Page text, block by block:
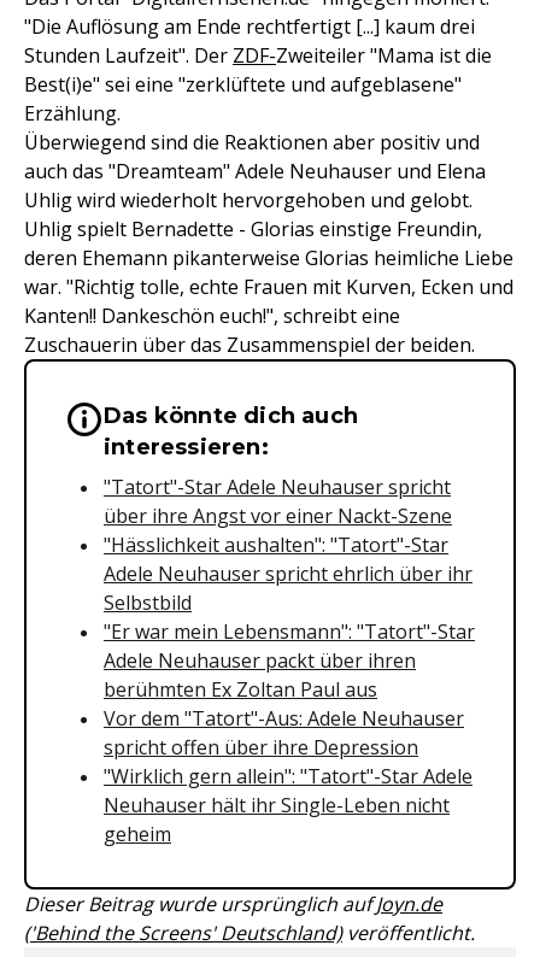
"Die Auflösung am Ende rechtfertigt [...] kaum drei
Stunden Laufzeit". Der ZDF-Zweiteiler "Mama ist die
Best(i)e" sei eine "zerklüftete und aufgeblasene"
Erzählung.
Überwiegend sind die Reaktionen aber positiv und
auch das "Dreamteam" Adele Neuhauser und Elena
Uhlig wird wiederholt hervorgehoben und gelobt.
Uhlig spielt Bernadette - Glorias einstige Freundin,
deren Ehemann pikanterweise Glorias heimliche Liebe
war. "Richtig tolle, echte Frauen mit Kurven, Ecken und
Kanten!! Dankeschön euch!", schreibt eine
Zuschauerin über das Zusammenspiel der beiden.
Wichtige Hinweise &
Das könnte dich auch
interessieren:
"Tatort"-Star Adele Neuhauser spricht
über ihre Angst vor einer Nackt-Szene
"Hässlichkeit aushalten": "Tatort"-Star
Adele Neuhauser spricht ehrlich über ihr
Selbstbild
"Er war mein Lebensmann": "Tatort"-Star
Adele Neuhauser packt über ihren
berühmten Ex Zoltan Paul aus
Vor dem "Tatort"-Aus: Adele Neuhauser
spricht offen über ihre Depression
"Wirklich gern allein": "Tatort"-Star Adele
Neuhauser hält ihr Single-Leben nicht
geheim
Dieser Beitrag wurde ursprünglich aufJoyn.de
('Behind the Screens' Deutschland)veröffentlicht.